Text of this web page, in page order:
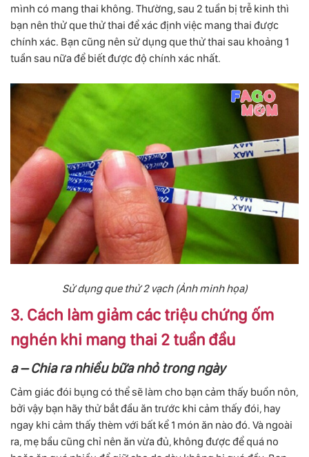
mình có mang thai không. Thường, sau 2 tuần bị trễ kinh thì
bạn nên thử que thử thai để xác định việc mang thai được
chính xác. Bạn cũng nên sử dụng que thử thai sau khoảng 1
tuần sau nữa để biết được độ chính xác nhất.
Sử dụng que thử 2 vạch (Ảnh minh họa)
3. Cách làm giảm các triệu chứng ốm
nghén khi mang thai 2 tuần đầu
a – Chia ra nhiều bữa nhỏ trong ngày
Cảm giác đói bụng có thể sẽ làm cho bạn cảm thấy buồn nôn,
bởi vậy bạn hãy thử bắt đầu ăn trước khi cảm thấy đói, hay
ngay khi cảm thấy thèm với bất kể 1 món ăn nào đó. Và ngoài
ra, mẹ bầu cũng chỉ nên ăn vừa đủ, không được để quá no